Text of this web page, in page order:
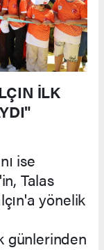
İLK
ise
Talas
yönelik
günlerinden